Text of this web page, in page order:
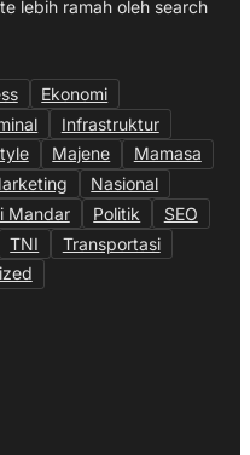
lebih ramah oleh search
Ekonomi
Infrastruktur
Majene
Mamasa
Nasional
Mandar Politik
SEO
TNI
Transportasi